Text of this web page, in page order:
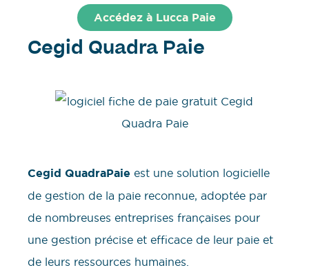
Accédez à Lucca Paie
Cegid Quadra Paie
Cegid QuadraPaie est une solution logicielle
de gestion de la paie reconnue, adoptée par
de nombreuses entreprises françaises pour
une gestion précise et efficace de leur paie et
de leurs ressources humaines.